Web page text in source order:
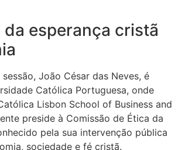
esperança cristã
João César das Neves, é
Católica Portuguesa, onde
Lisbon School of Business and
preside à Comissão de Ética da
pela sua intervenção pública
sociedade e fé cristã.